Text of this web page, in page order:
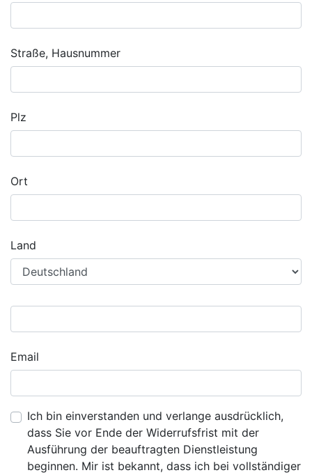
Straße, Hausnummer
Plz
Ort
Land
Email
Ich bin einverstanden und verlange ausdrücklich,
dass Sie vor Ende der Widerrufsfrist mit der
Ausführung der beauftragten Dienstleistung
beginnen. Mir ist bekannt, dass ich bei vollständiger